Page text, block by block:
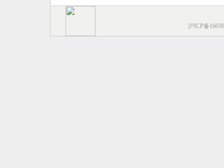
沪ICP备